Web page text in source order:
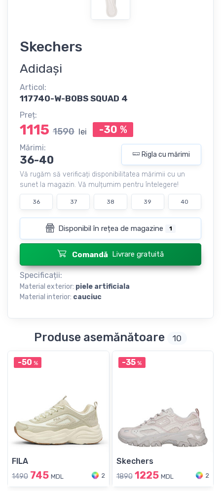
Skechers
Adidași
Articol:
117740-W-BOBS SQUAD 4
Preț:
1115 1590 lei -30 %
Mărimi:
36-40 Rigla cu mărimi
Vă rugăm să verificați disponibilitatea mărimii cu un
sunet la magazin. Vă mulțumim pentru întelegere!
36 37 38 39 40
Disponibil în rețea de magazine 1
Comandă Livrare gratuită
Specificații:
Material exterior: piele artificiala
Material interior: cauciuc
Produse asemănătoare 10
-50 %
FILA
1490 745 MDL 2
-35 %
Skechers
1890 1225 MDL 2